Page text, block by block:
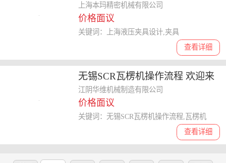
本玛精密机械供应
上海本玛精密机械有限公司
价格面议
查看详细
关键词：上海液压夹具设计,夹具
无锡SCR瓦楞机操作流程 欢迎来
电 江阴华维机械制造供应
江阴华维机械制造有限公司
价格面议
查看详细
关键词：无锡SCR瓦楞机操作流程,瓦楞机